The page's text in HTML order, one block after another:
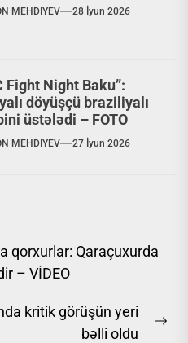
MEHDIYEV 28 İyun 2026
Fight Night Baku”:
döyüşçü braziliyalı
üstələdi – FOTO
MEHDIYEV 27 İyun 2026
qorxurlar: Qaraçuxurda
– VİDEO
kritik görüşün yeri
bəlli oldu